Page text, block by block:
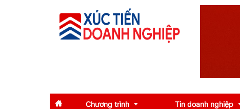
Chương trình Tin doanh nghiệp